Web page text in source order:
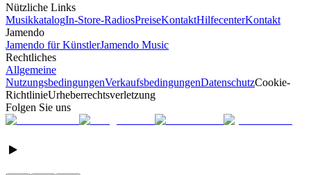
Nützliche Links
MusikkatalogIn-Store-RadiosPreiseKontaktHilfecenterKontakt
Jamendo
Jamendo für KünstlerJamendo Music
Rechtliches
Allgemeine
NutzungsbedingungenVerkaufsbedingungenDatenschutzCookie-
RichtlinieUrheberrechtsverletzung
Folgen Sie uns